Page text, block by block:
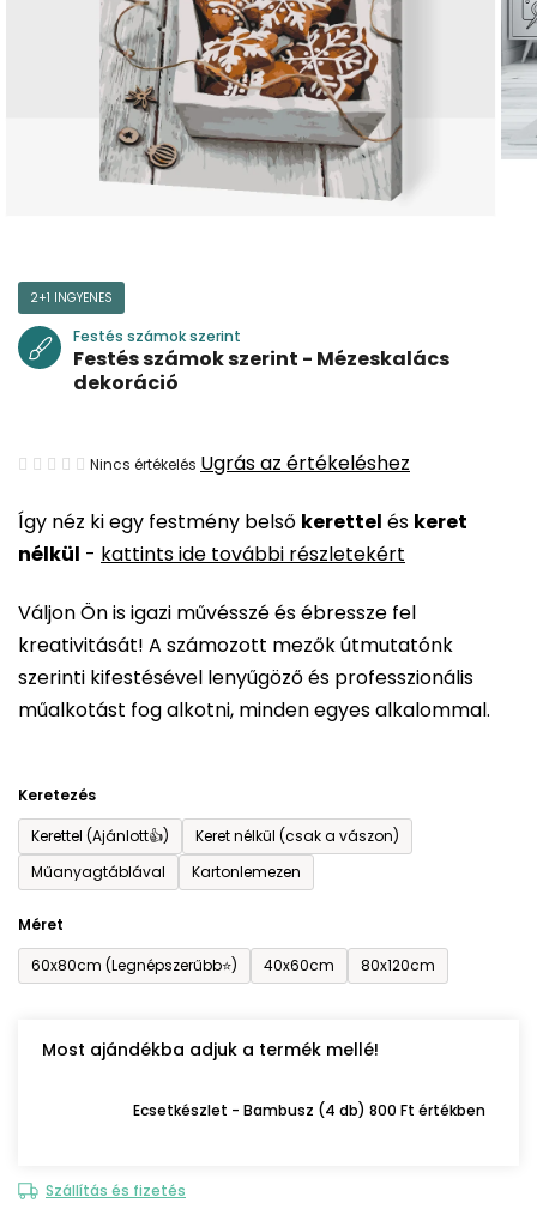
Így néz ki egy festmény belső kerettel és keret
nélkül - kattints ide további részletekért
Váljon Ön is igazi művésszé és ébressze fel
kreativitását! A számozott mezők útmutatónk
szerinti kifestésével lenyűgöző és professzionális
műalkotást fog alkotni, minden egyes alkalommal.
Keretezés
Kerettel (Ajánlott👍)
Keret nélkül (csak a vászon)
Műanyagtáblával
Kartonlemezen
Méret
60x80cm (Legnépszerűbb⭐)
40x60cm 80x120cm
Most ajándékba adjuk a termék mellé!
Ecsetkészlet - Bambusz (4 db) 800 Ft értékben
Szállítás és fizetés
2+1 INGYENES
Festés számok szerint
Festés számok szerint - Mézeskalács
dekoráció
A
átlagos
értékelése
ből
0,0
csillag.
Nincs értékelés Ugrás az értékeléshez